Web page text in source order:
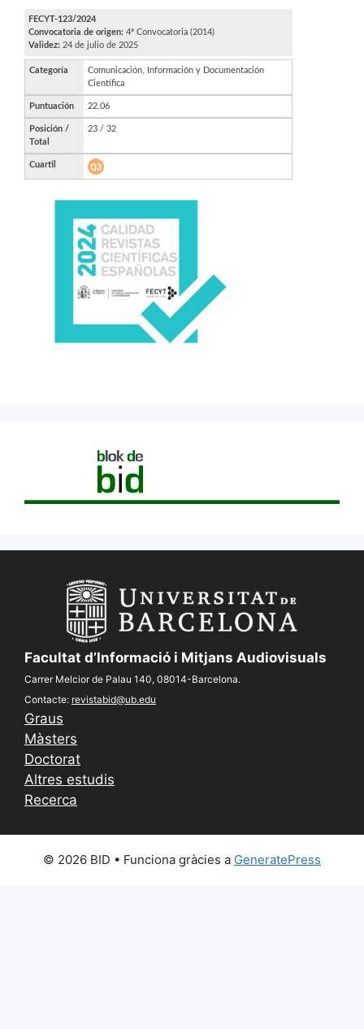
Facultat d’Informació i Mitjans Audiovisuals
Carrer Melcior de Palau 140, 08014-Barcelona.
Contacte: revistabid@ub.edu
Graus
Màsters
Doctorat
Altres estudis
Recerca
© 2026 BID • Funciona gràcies a GeneratePress